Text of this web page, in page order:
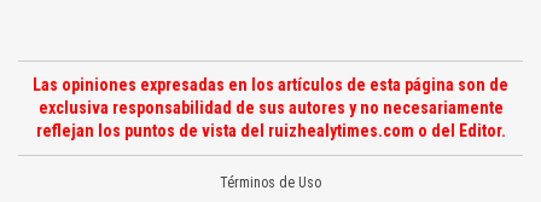
Las opiniones expresadas en los artículos de esta página son de
exclusiva responsabilidad de sus autores y no necesariamente
reflejan los puntos de vista del ruizhealytimes.com o del Editor.
Términos de Uso